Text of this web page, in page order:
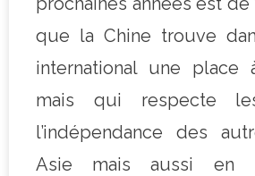
que la Chine trouve
international une place
mais qui respecte
l’indépendance des
Asie mais aussi en